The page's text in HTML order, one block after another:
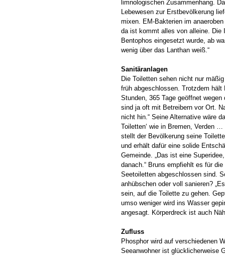
limnologischen Zusammenhang.
Lebewesen zur Erstbevölkerung
mixen. EM-Bakterien im
da ist kommt alles von alleine. Die
Bentophos eingesetzt wurde, ab
wenig über das Lanthan weiß.“
Sanitäranlagen
Die Toiletten sehen nicht nur
früh abgeschlossen. Trotzdem hält
Stunden, 365 Tage geöffnet wegen
sind ja oft mit Betreibern vor Ort.
nicht hin.“ Seine Alternative wäre
Toiletten‘ wie in Bremen, Verden
stellt der Bevölkerung seine
und erhält dafür eine solide
Gemeinde. „Das ist eine
danach.“ Bruns empfiehlt es für
Seetoiletten abgeschlossen sind.
anhübschen oder voll sanieren?
sein, auf die Toilette zu gehen.
umso weniger wird ins Wasser
angesagt. Körperdreck ist auch
Zufluss
Phosphor wird auf verschiedenen
Seeanwohner ist glücklicherweise